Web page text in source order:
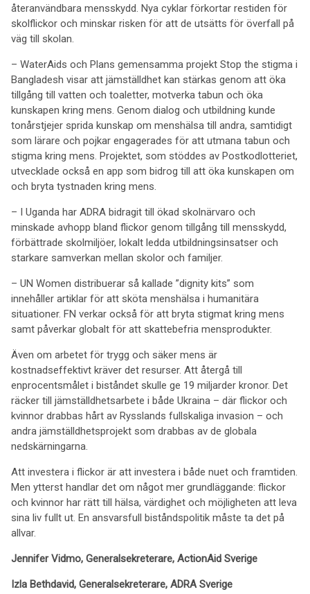
återanvändbara mensskydd. Nya cyklar förkortar restiden för
skolflickor och minskar risken för att de utsätts för överfall på
väg till skolan.
– WaterAids och Plans gemensamma projekt Stop the stigma i
Bangladesh visar att jämställdhet kan stärkas genom att öka
tillgång till vatten och toaletter, motverka tabun och öka
kunskapen kring mens. Genom dialog och utbildning kunde
tonårstjejer sprida kunskap om menshälsa till andra, samtidigt
som lärare och pojkar engagerades för att utmana tabun och
stigma kring mens. Projektet, som stöddes av Postkodlotteriet,
utvecklade också en app som bidrog till att öka kunskapen om
och bryta tystnaden kring mens.
– I Uganda har ADRA bidragit till ökad skolnärvaro och
minskade avhopp bland flickor genom tillgång till mensskydd,
förbättrade skolmiljöer, lokalt ledda utbildningsinsatser och
starkare samverkan mellan skolor och familjer.
– UN Women distribuerar så kallade ”dignity kits” som
innehåller artiklar för att sköta menshälsa i humanitära
situationer. FN verkar också för att bryta stigmat kring mens
samt påverkar globalt för att skattebefria mensprodukter.
Även om arbetet för trygg och säker mens är
kostnadseffektivt kräver det resurser. Att återgå till
enprocentsmålet i biståndet skulle ge 19 miljarder kronor. Det
räcker till jämställdhetsarbete i både Ukraina – där flickor och
kvinnor drabbas hårt av Rysslands fullskaliga invasion – och
andra jämställdhetsprojekt som drabbas av de globala
nedskärningarna.
Att investera i flickor är att investera i både nuet och framtiden.
Men ytterst handlar det om något mer grundläggande: flickor
och kvinnor har rätt till hälsa, värdighet och möjligheten att leva
sina liv fullt ut. En ansvarsfull biståndspolitik måste ta det på
allvar.
Jennifer Vidmo, Generalsekreterare, ActionAid Sverige
Izla Bethdavid, Generalsekreterare, ADRA Sverige